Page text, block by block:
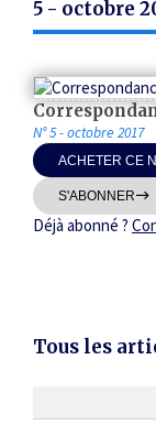
Thématiques
Du
5 - octobre
N° 5 - octobre 2017
ACHETER CE
S'ABONNER
Déjà abonné ?
Tous les